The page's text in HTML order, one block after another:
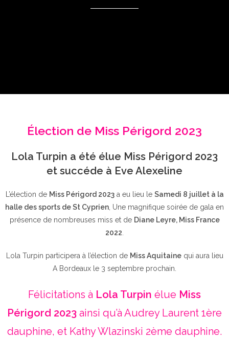
Élection de Miss Périgord 2023
Lola Turpin a été élue Miss Périgord 2023
et succéde à Eve Alexeline
L’élection de Miss Périgord 2023a eu lieu le Samedi 8 juillet à la
halle des sports de St Cyprien , Une magnifique soirée de gala en
présence de nombreuses miss et de Diane Leyre, Miss France
2022
Lola Turpin participera à l’élection de Miss Aquitainequi aura lieu
A Bordeaux le 3 septembre prochain.
Félicitations à Lola Turpin élue Miss
Périgord 2023 ainsi qu’à Audrey Laurent 1ère
dauphine, et Kathy Wlazinski 2ème dauphine.